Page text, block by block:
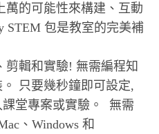
萬的可能性來構建、互動
STEM 包是教室的完美補
剪輯和實驗! 無需編程知
只要幾秒鐘即可設定,
堂專案或實驗。 ​ 無需
、Windows 和